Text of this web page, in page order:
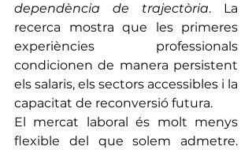
dependència de trajectòria. La
recerca mostra que les primeres
experiències professionals
condicionen de manera persistent
els salaris, els sectors accessibles i la
capacitat de reconversió futura.
El mercat laboral és molt menys
flexible del que solem admetre.